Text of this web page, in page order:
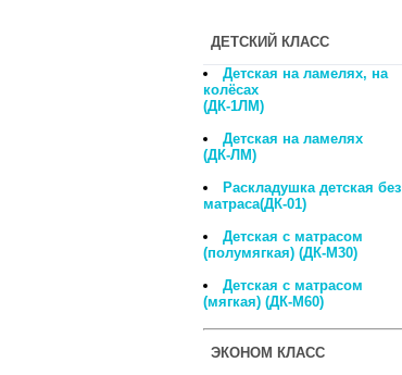
ДЕТСКИЙ КЛАСС
Детская на ламелях, на
колёсах
(ДК-1ЛМ)
Детская на ламелях
(ДК-ЛМ)
Раскладушка детская без
матраса(ДК-01)
Детская с матрасом
(полумягкая) (ДК-М30)
Детская с матрасом
(мягкая) (ДК-М60)
ЭКОНОМ КЛАСС